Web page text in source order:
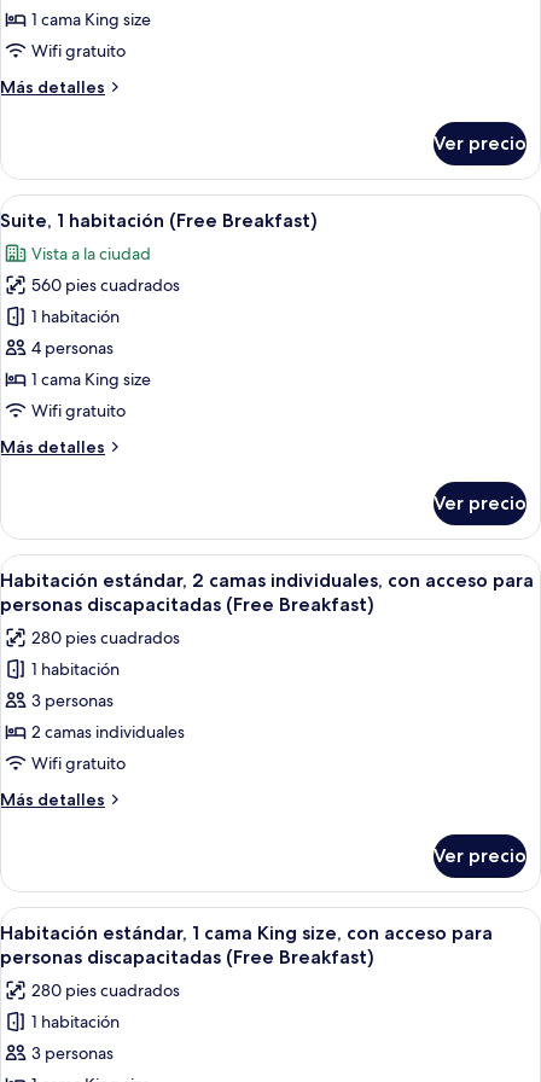
1
cama
size
View,
Free
Breakfast)
1 cama King size
Wifi gratuito
Más detalles
Más
estándar,
cama
size
(Rainbow
Road
View,
Free
Breakfast)
Ver precio
Abrir
todas
las
fotos
de
Suite,
1
habitación
Breakfast)
Una habitación de hotel moderna
12
Suite, 1 habitación (Free Breakfast)
Vista a la ciudad
560 pies cuadrados
1 habitación
4 personas
1 cama King size
Wifi gratuito
Más detalles
Más
1
habitación
(Free
Breakfast)
Ver precio
Abrir
todas
las
fotos
de
Habitación
estándar,
2
camas
individuales,
acceso
para
personas
discapacitadas
(Free
Breakfast)
Habitación de hotel con dos camas,
10
Habitación estándar, 2 camas individuales, con acceso para
personas discapacitadas (Free Breakfast)
280 pies cuadrados
1 habitación
3 personas
2 camas individuales
Wifi gratuito
Más detalles
Más
estándar,
camas
individuales,
con
acceso
para
personas
discapacitadas
Ver precio
Abrir
todas
las
fotos
de
Habitación
Habitación de hotel con cama, una
13
Habitación estándar, 1 cama King size, con acceso para
personas discapacitadas (Free Breakfast)
280 pies cuadrados
1 habitación
3 personas